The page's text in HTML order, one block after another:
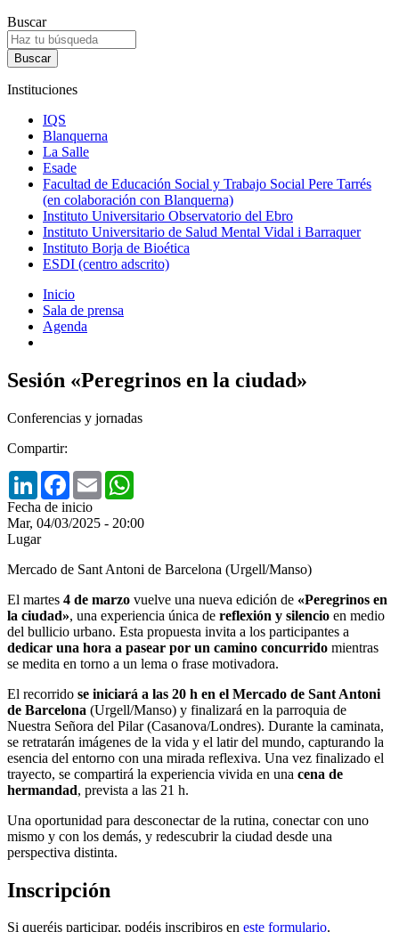
Buscar
Instituciones
IQS
Blanquerna
La Salle
Esade
Facultad de Educación Social y Trabajo Social Pere Tarrés
(en colaboración con Blanquerna)
Instituto Universitario Observatorio del Ebro
Instituto Universitario de Salud Mental Vidal i Barraquer
Instituto Borja de Bioética
ESDI (centro adscrito)
Inicio
Sala de prensa
Agenda
Sesión «Peregrinos en la ciudad»
Conferencias y jornadas
Compartir:
LinkedInFacebook
Email
Fecha de inicio
Mar, 04/03/2025 - 20:00
Lugar
Mercado de Sant Antoni de Barcelona (Urgell/Manso)
El martes 4 de marzo vuelve una nueva edición de «Peregrinos en
la ciudad», una experiencia única de reflexión y silencio en medio
del bullicio urbano. Esta propuesta invita a los participantes a
dedicar una hora a pasear por un camino concurrido mientras
se medita en torno a un lema o frase motivadora.
El recorrido se iniciará a las 20 h en el Mercado de Sant Antoni
de Barcelona (Urgell/Manso) y finalizará en la parroquia de
Nuestra Señora del Pilar (Casanova/Londres). Durante la caminata,
se retratarán imágenes de la vida y el latir del mundo, capturando la
esencia del entorno con una mirada reflexiva. Una vez finalizado el
trayecto, se compartirá la experiencia vivida en una cena de
hermandad, prevista a las 21 h.
Una oportunidad para desconectar de la rutina, conectar con uno
mismo y con los demás, y redescubrir la ciudad desde una
perspectiva distinta.
Inscripción
Si queréis participar, podéis inscribiros en este formulario.